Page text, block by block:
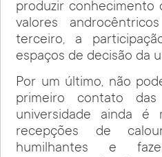
produzir conhecimento
valores
terceiro, a
espaços de decisão da
Por um último, não
primeiro contato
universidade ainda é
recepções de
humilhantes e